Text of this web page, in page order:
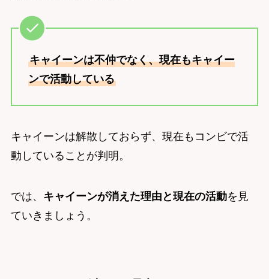
キャイーンは不仲でなく、現在もキャイー
ンで活動している
キャイーンは解散しておらず、現在もコンビで活
動していることが判明。
では、 キャイーンが消えた理由と現在の活動を見
ていきましょう。